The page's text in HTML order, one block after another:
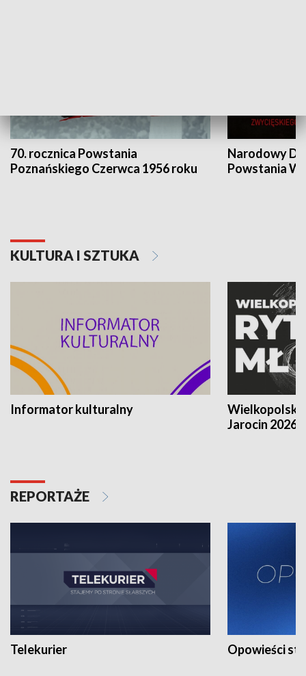
70. rocznica Powstania
Poznańskiego Czerwca 1956 roku
Narodowy
Powstania
KULTURA I SZTUKA
Informator kulturalny
Jarocin 2026
REPORTAŻE
Telekurier Opowieści